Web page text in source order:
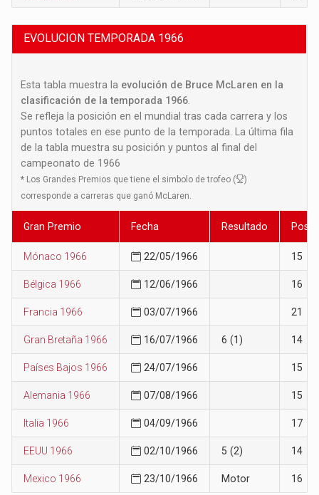
EVOLUCION TEMPORADA 1966
Esta tabla muestra la evolución de Bruce McLaren en la
clasificación de la temporada 1966
Se refleja la posición en el mundial tras cada carrera y los
puntos totales en ese punto de la temporada. La última fila
de la tabla muestra su posición y puntos al final del
campeonato de 1966
* Los Grandes Premios que tiene el simbolo de trofeo (
)
corresponde a carreras que ganó McLaren.
Gran Premio Fecha Resultado
Mónaco 1966 22/05/1966 15
Bélgica 1966 12/06/1966 16
Francia 1966 03/07/1966 21
Gran Bretaña 1966 16/07/1966 6 (1) 14
Países Bajos 1966 24/07/1966 15
Alemania 1966 07/08/1966 15
Italia 1966 04/09/1966 17
EEUU 1966 02/10/1966 5 (2) 14
Mexico 1966 23/10/1966 Motor 16